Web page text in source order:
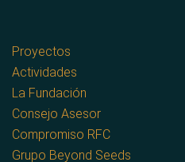
Proyectos
Actividades
La Fundación
Consejo Asesor
Compromiso RFC
Grupo Beyond Seeds